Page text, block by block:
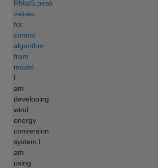
RMalS,peak
values
for
control
algorithm
from
model.
I
am
developing
wind
energy
conversion
system.I
am
using